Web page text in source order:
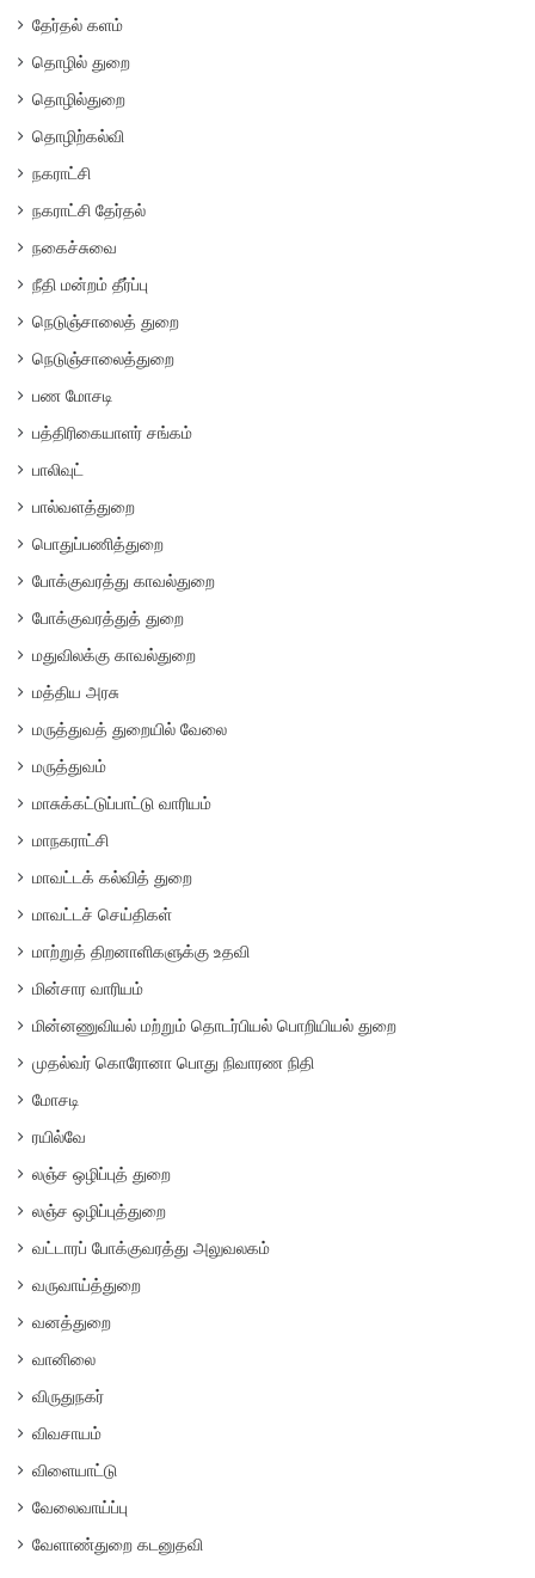
தேர்தல் களம்
தொழில் துறை
தொழில்துறை
தொழிற்கல்வி
நகராட்சி
நகராட்சி தேர்தல்
நகைச்சுவை
நீதி மன்றம் தீர்ப்பு
நெடுஞ்சாலைத் துறை
நெடுஞ்சாலைத்துறை
பண மோசடி
பத்திரிகையாளர் சங்கம்
பாலிவுட்
பால்வளத்துறை
பொதுப்பணித்துறை
போக்குவரத்து காவல்துறை
போக்குவரத்துத் துறை
மதுவிலக்கு காவல்துறை
மத்திய அரசு
மருத்துவத் துறையில் வேலை
மருத்துவம்
மாசுக்கட்டுப்பாட்டு வாரியம்
மாநகராட்சி
மாவட்டக் கல்வித் துறை
மாவட்டச் செய்திகள்
மாற்றுத் திறனாளிகளுக்கு உதவி
மின்சார வாரியம்
மின்னணுவியல் மற்றும் தொடர்பியல் பொறியியல் துறை
முதல்வர் கொரோனா பொது நிவாரண நிதி
மோசடி
ரயில்வே
லஞ்ச ஒழிப்புத் துறை
லஞ்ச ஒழிப்புத்துறை
வட்டாரப் போக்குவரத்து அலுவலகம்
வருவாய்த்துறை
வனத்துறை
வானிலை
விருதுநகர்
விவசாயம்
விளையாட்டு
வேலைவாய்ப்பு
வேளாண்துறை கடனுதவி